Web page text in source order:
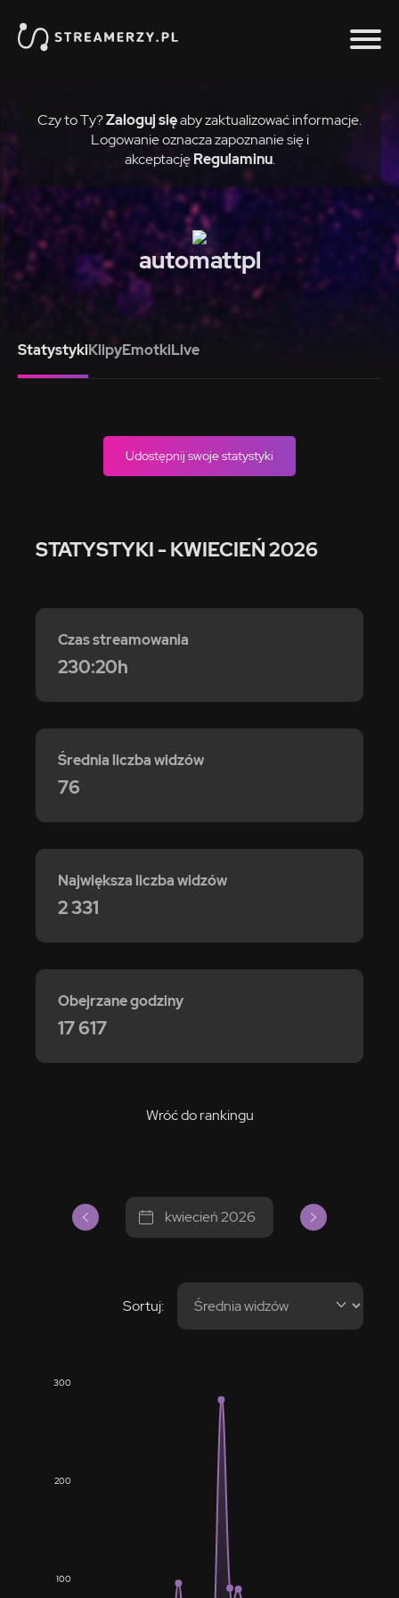
Czy to Ty?Zaloguj sięaby zaktualizować informacje.
Logowanie oznacza zapoznanie się i
akceptację Regulaminu.
automattpl
StatystykiKlipyEmotkiLive
Udostępnij swoje statystyki
STATYSTYKI - KWIECIEŃ 2026
Wróć do rankingu
Czas streamowania
230:20h
Średnia liczba widzów
76
Największa liczba widzów
2 331
Obejrzane godziny
17 617
kwiecień 2026
Sortuj:
100
200
300